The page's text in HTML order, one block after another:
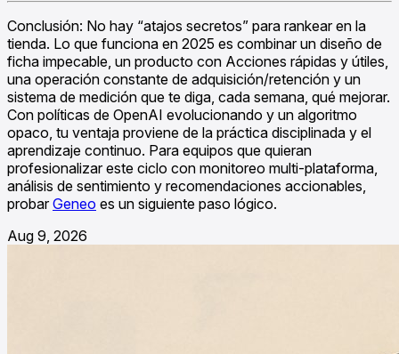
Conclusión: No hay “atajos secretos” para rankear en la
tienda. Lo que funciona en 2025 es combinar un diseño de
ficha impecable, un producto con Acciones rápidas y útiles,
una operación constante de adquisición/retención y un
sistema de medición que te diga, cada semana, qué mejorar.
Con políticas de OpenAI evolucionando y un algoritmo
opaco, tu ventaja proviene de la práctica disciplinada y el
aprendizaje continuo. Para equipos que quieran
profesionalizar este ciclo con monitoreo multi-plataforma,
análisis de sentimiento y recomendaciones accionables,
probarGeneo es un siguiente paso lógico.
Aug 9, 2026